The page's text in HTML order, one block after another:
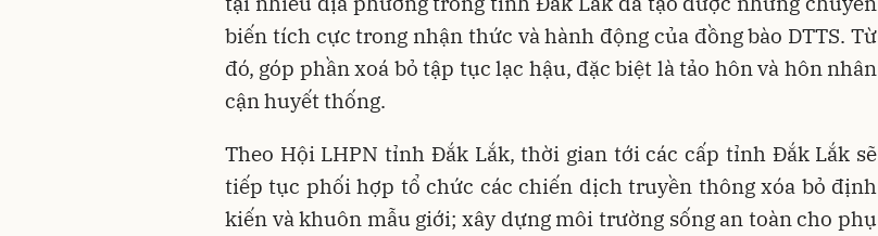
biến tích cực trong nhận thức và hành động của đồng bào DTTS. Từ
đó, góp phần xoá bỏ tập tục lạc hậu, đặc biệt là tảo hôn và hôn nhân
cận huyết thống.
Theo Hội LHPN tỉnh Đắk Lắk, thời gian tới các cấp tỉnh Đắk Lắk sẽ
tiếp tục phối hợp tổ chức các chiến dịch truyền thông xóa bỏ định
kiến và khuôn mẫu giới; xây dựng môi trường sống an toàn cho phụ